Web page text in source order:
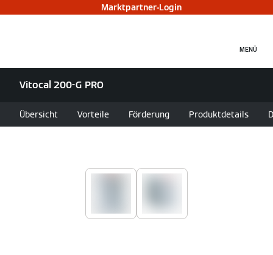
Marktpartner-Login
MENÜ
Vitocal 200-G PRO
Übersicht Vorteile Förderung Produktdetails